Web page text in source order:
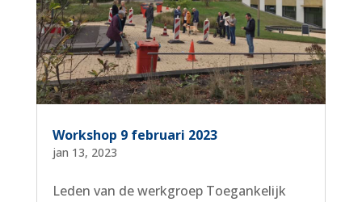
Workshop 9 februari 2023
jan 13, 2023
Leden van de werkgroep Toegankelijk